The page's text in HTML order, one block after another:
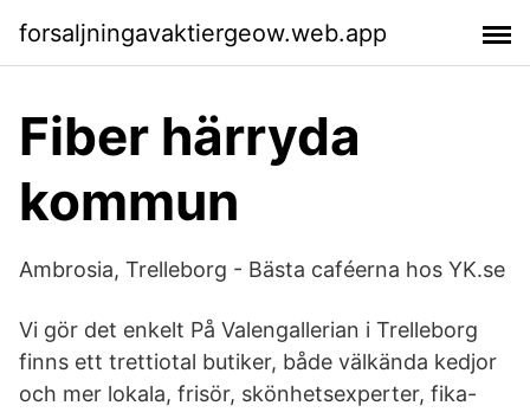
forsaljningavaktiergeow.web.app
Fiber härryda
kommun
Ambrosia, Trelleborg - Bästa caféerna hos YK.se
Vi gör det enkelt På Valengallerian i Trelleborg
finns ett trettiotal butiker, både välkända kedjor
och mer lokala, frisör, skönhetsexperter, fika-